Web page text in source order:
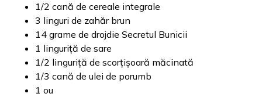
1/2 cană de cereale integrale
3 linguri de zahăr brun
14 grame de drojdie Secretul Bunicii
1 linguriță de sare
1/2 linguriță de scorțișoară măcinată
1/3 cană de ulei de porumb
1 ou